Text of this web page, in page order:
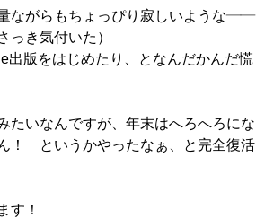
ながらもちょっぴり寂しいような――
っき気付いた）
出版をはじめたり、となんだかんだ慌
たいなんですが、年末はへろへろにな
！ というかやったなぁ、と完全復活
す！